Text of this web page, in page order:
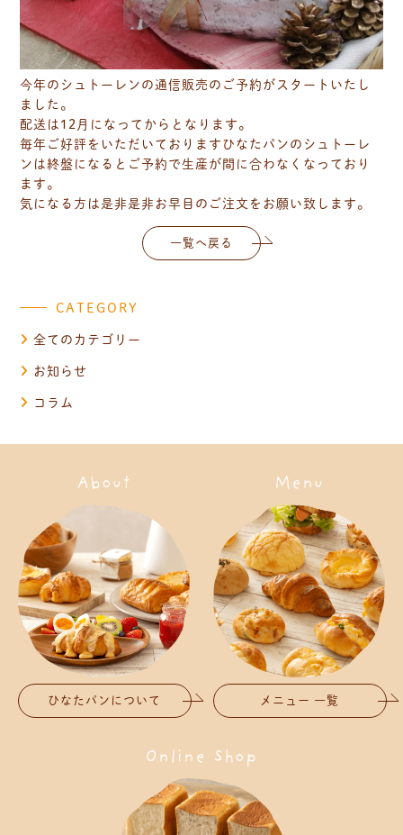
今年のシュトーレンの通信販売のご予約がスタートいたし
ました。
配送は12月になってからとなります。
毎年ご好評をいただいておりますひなたパンのシュトーレ
ンは終盤になるとご予約で生産が間に合わなくなっており
ます。
気になる方は是非是非お早目のご注文をお願い致します。
一覧へ戻る
CATEGORY
全てのカテゴリー
お知らせ
コラム
About
ひなたパンについて
Menu
メニュー 一覧
Online Shop